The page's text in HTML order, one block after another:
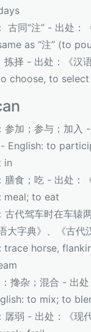
古同“注” - 出处：
as “注” (to
拣择 - 出处：《汉
choose, to select
参加；参与；加入
- English: to
in
食；吃 - 出处：
meal; to eat
古代驾车时在车辕
大字典》、《古代
trace horse,
搀杂；混合 - 出
to mix; to
孱弱 - 出处：《现